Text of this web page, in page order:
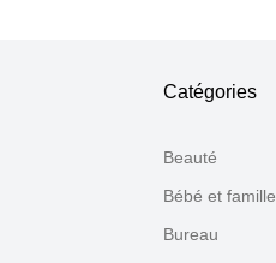
Catégories
Beauté
Bébé et famille
Bureau